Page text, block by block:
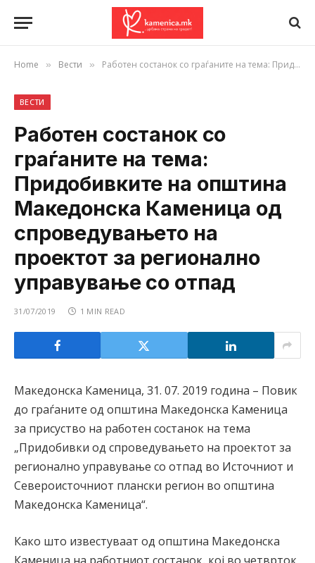
Home » Вести » Работен состанок со граѓаните на тема: Придобивките на општина Македонска Каменица од спроведувањето на проектот за регионално управување со отпад
ВЕСТИ
Работен состанок со
граѓаните на тема:
Придобивките на општина
Македонска Каменица од
спроведувањето на
проектот за регионално
управување со отпад
31/07/2019 1 MIN READ
Македонска Каменица, 31. 07. 2019 година – Повик
до граѓаните од општина Македонска Каменица
за присуство на работен состанок на тема
„Придобивки од спроведувањето на проектот за
регионално управување со отпад во Источниот и
Североисточниот плански регион во општина
Македонска Каменица“.
Како што известуваат од општина Македонска